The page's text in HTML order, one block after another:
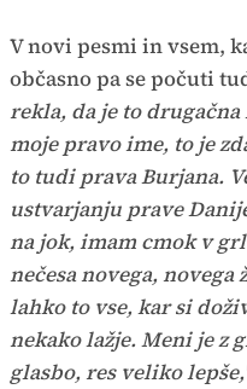
V novi pesmi in vsem,
občasno pa se počuti
rekla, da je to
moje pravo ime, to je
to tudi prava Burjana.
ustvarjanju prave
na jok, imam cmok v
nečesa novega,
lahko to vse, kar si
nekako lažje. Meni je z
glasbo, res veliko